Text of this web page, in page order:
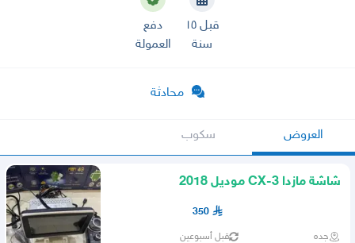
قبل ١٥
سنة
دفع
العمولة
محادثة
العروض سكوب
شاشة مازدا CX-3 موديل 2018
350
جده قبل أسبوعين